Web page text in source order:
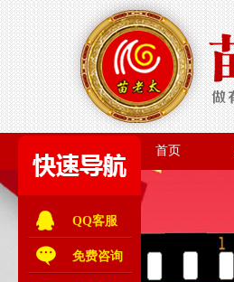
首页
QQ客服
免费咨询